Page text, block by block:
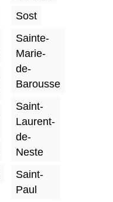
Sost
Sainte-
Marie-
de-
Barousse
Saint-
Laurent-
de-
Neste
Saint-
Paul